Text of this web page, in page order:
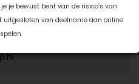
je bewust bent van de risico’s van
van deelname aan online
in samenwerking met: